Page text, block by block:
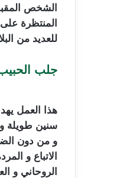
الشخص
المنتظرة
للعديد من
جلب
هذا العمل
سنين طويلة و
و من دون
الاتباع و
الروحاني و